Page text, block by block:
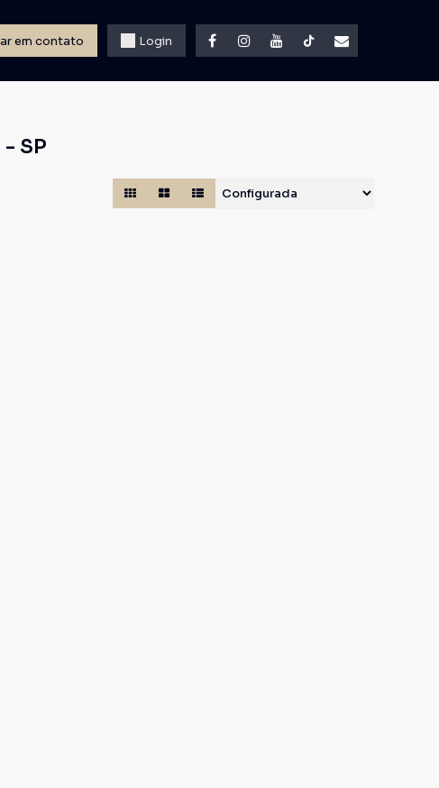
Login
em contato
SP